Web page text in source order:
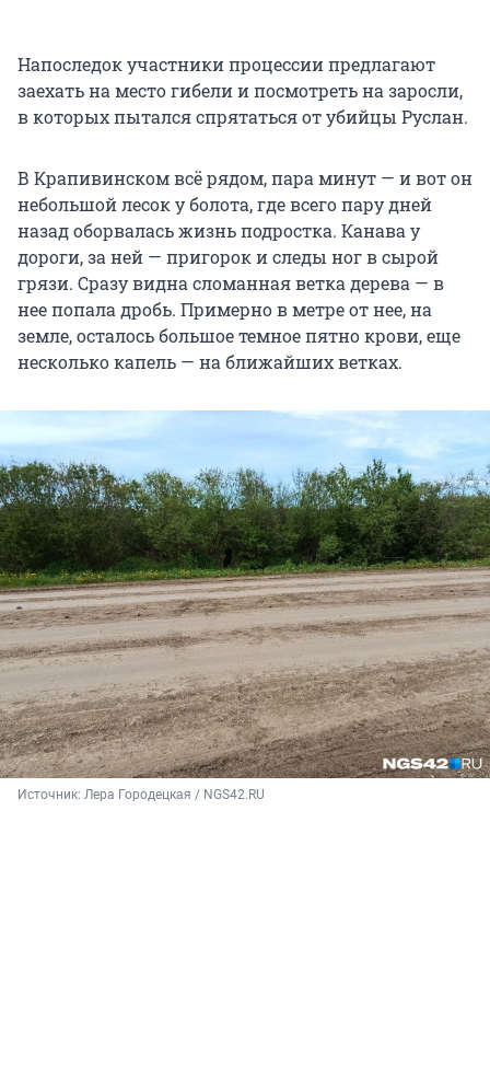
Напоследок участники процессии предлагают
заехать на место гибели и посмотреть на заросли,
в которых пытался спрятаться от убийцы Руслан.
В Крапивинском всё рядом, пара минут — и вот он
небольшой лесок у болота, где всего пару дней
назад оборвалась жизнь подростка. Канава у
дороги, за ней — пригорок и следы ног в сырой
грязи. Сразу видна сломанная ветка дерева — в
нее попала дробь. Примерно в метре от нее, на
земле, осталось большое темное пятно крови, еще
несколько капель — на ближайших ветках.
Источник: Лера Городецкая / NGS42.RU